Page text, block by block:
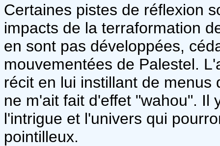
Certaines pistes de réflexion
impacts de la terraformation
en sont pas développées,
mouvementées de Palestel.
récit en lui instillant de
ne m'ait fait d'effet "wahou". Il
l'intrigue et l'univers qui
pointilleux.